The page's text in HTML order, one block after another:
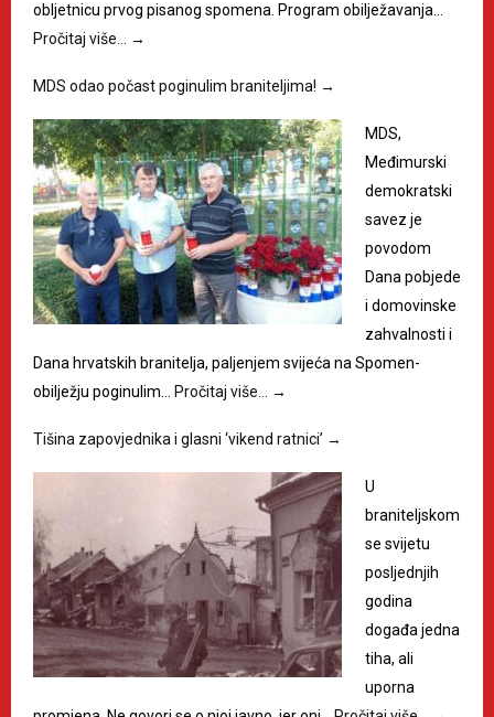
obljetnicu prvog pisanog spomena. Program obilježavanja…
Pročitaj više…
→
MDS odao počast poginulim braniteljima! →
MDS,
Međimurski
demokratski
savez je
povodom
Dana pobjede
i domovinske
zahvalnosti i
Dana hrvatskih branitelja, paljenjem svijeća na Spomen-
obilježju poginulim…
Pročitaj više… →
Tišina zapovjednika i glasni ‘vikend ratnici’ →
U
braniteljskom
se svijetu
posljednjih
godina
događa jedna
tiha, ali
uporna